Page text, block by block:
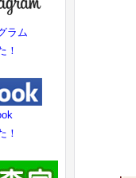
ラム
！
！